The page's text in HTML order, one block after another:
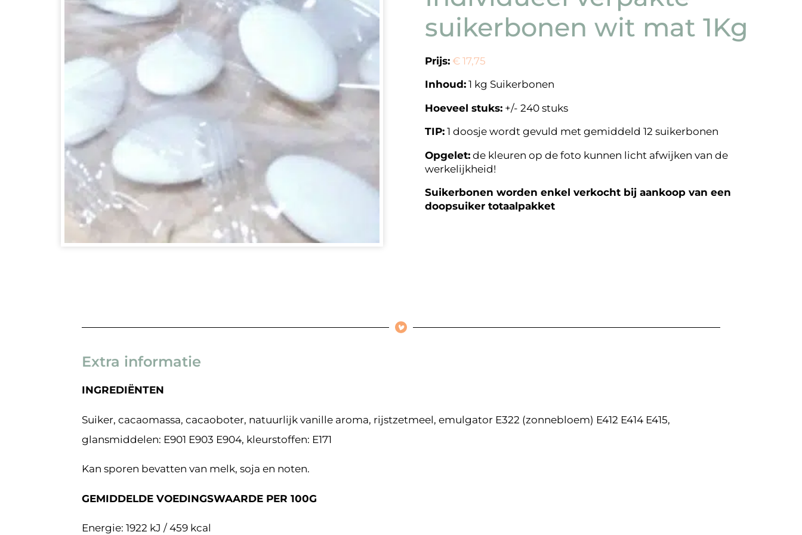
suikerbonen wit mat 1Kg
Prijs: € 17,75
Inhoud: 1 kg Suikerbonen
Hoeveel stuks: +/- 240 stuks
TIP: 1 doosje wordt gevuld met gemiddeld 12 suikerbonen
Opgelet: de kleuren op de foto kunnen licht afwijken van de
werkelijkheid!
Suikerbonen worden enkel verkocht bij aankoop van een
doopsuiker totaalpakket
Extra informatie
INGREDIËNTEN
Suiker, cacaomassa, cacaoboter, natuurlijk vanille aroma, rijstzetmeel, emulgator E322 (zonnebloem) E412 E414 E415,
glansmiddelen: E901 E903 E904, kleurstoffen: E171
Kan sporen bevatten van melk, soja en noten.
GEMIDDELDE VOEDINGSWAARDE PER 100G
Energie: 1922 kJ / 459 kcal